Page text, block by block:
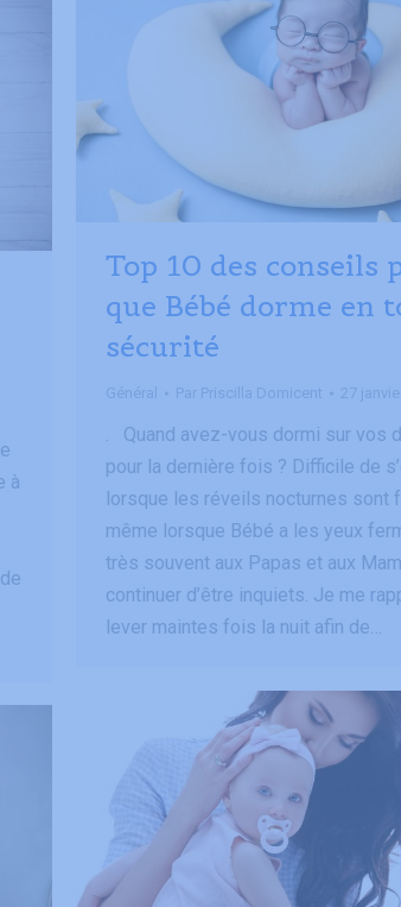
à
Top 10 des conseils
que Bébé dorme en
sécurité
Général Par Priscilla Domicent 27
. Quand avez-vous dormi sur vos
pour la dernière fois ? Difficile de
lorsque les réveils nocturnes sont
même lorsque Bébé a les yeux
très souvent aux Papas et aux
continuer d’être inquiets. Je me
lever maintes fois la nuit afin de…